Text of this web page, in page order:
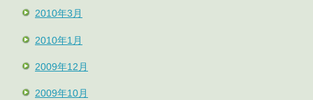
2010年3月
2010年1月
2009年12月
2009年10月